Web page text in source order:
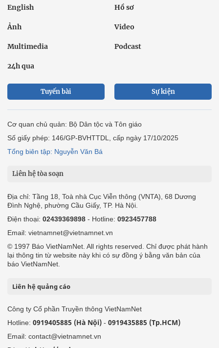
English Hồ sơ
Ảnh Video
Multimedia Podcast
24h qua
Tuyến bài Sự kiện
Cơ quan chủ quản: Bộ Dân tộc và Tôn giáo
Số giấy phép: 146/GP-BVHTTDL, cấp ngày 17/10/2025
Tổng biên tập: Nguyễn Văn Bá
Liên hệ tòa soạn
Địa chỉ: Tầng 18, Toà nhà Cục Viễn thông (VNTA), 68 Dương
Đình Nghệ, phường Cầu Giấy, TP. Hà Nội.
Điện thoại: 02439369898 - Hotline: 0923457788
Email: vietnamnet@vietnamnet.vn
© 1997 Báo VietNamNet. All rights reserved. Chỉ được phát hành
lại thông tin từ website này khi có sự đồng ý bằng văn bản của
báo VietNamNet.
Liên hệ quảng cáo
Công ty Cổ phần Truyền thông VietNamNet
Hotline: 0919405885 (Hà Nội) - 0919435885 (Tp.HCM)
Email: contact@vietnamnet.vn